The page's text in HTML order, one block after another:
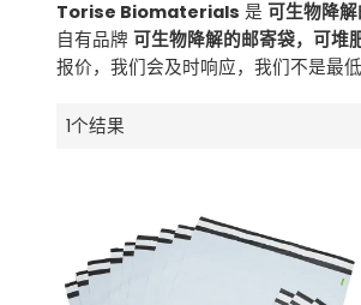
Torise Biomaterials 是 可生物降
自有品牌 可生物降解的邮寄袋，可堆
报价，我们会及时响应，我们不是最
1个结果